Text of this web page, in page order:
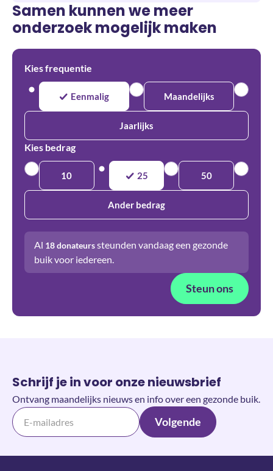
Samen kunnen we meer
onderzoek mogelijk maken
Kies frequentie
Eenmalig Maandelijks
Jaarlijks
Kies bedrag
10 25 50
Ander bedrag
Al 18donateurssteunden vandaag een gezonde
buik voor iedereen.
Steun ons
Schrijf je in voor onze nieuwsbrief
Ontvang maandelijks nieuws en info over een gezonde buik.
Volgende